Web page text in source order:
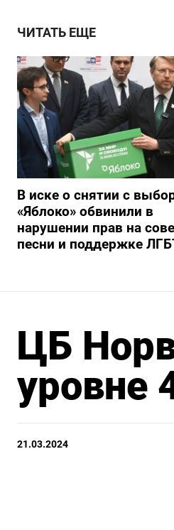
ЧИТАТЬ ЕЩЕ
В иске о снятии с
«Яблоко» обвинили в
нарушении прав на
песни и поддержке
ЦБ
уровне
21.03.2024